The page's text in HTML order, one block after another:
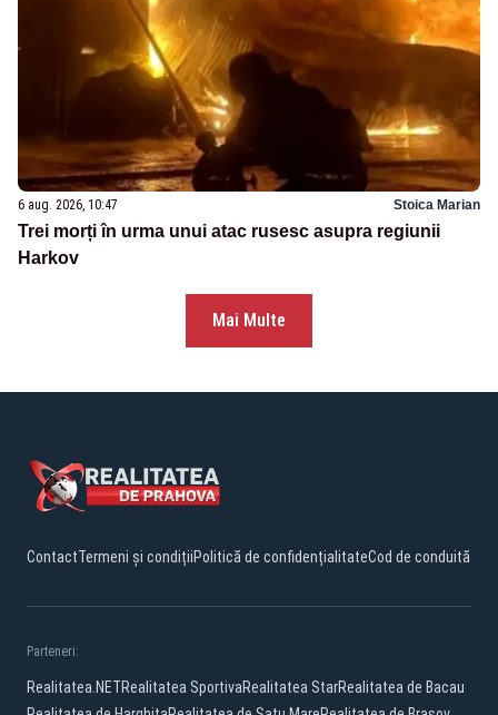
6 aug. 2026, 10:47 Stoica Marian
Trei morți în urma unui atac rusesc asupra regiunii
Harkov
Mai Multe
ContactTermeni și condițiiPolitică de confidențialitateCod de conduită
Parteneri:
Realitatea.NETRealitatea SportivaRealitatea StarRealitatea de Bacau